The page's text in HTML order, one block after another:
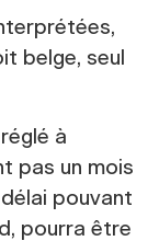
belge, seul
à
pas un mois
pouvant
pourra être